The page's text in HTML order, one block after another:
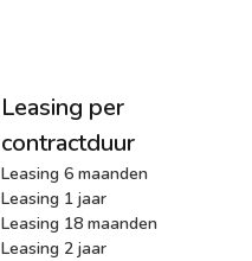
Leasing per
contractduur
Leasing 6 maanden
Leasing 1 jaar
Leasing 18 maanden
Leasing 2 jaar